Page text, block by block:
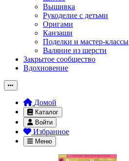
Вышивка
Рукоделие с детьми
Оригами
Канзаши
Поделки и мастер-классы
Валяние из шерсти
Закрытое сообщество
Вдохновение
Домой
Каталог
Войти
Избранное
Меню